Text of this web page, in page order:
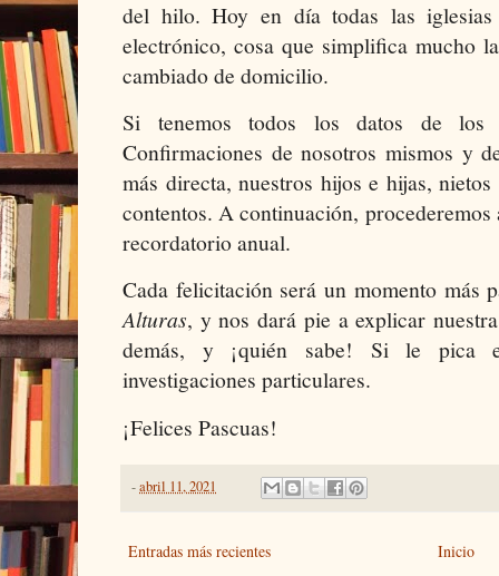
del hilo. Hoy en día todas las
electrónico, cosa que simplifica mucho
cambiado de domicilio.
Si tenemos todos los datos de los
Confirmaciones de nosotros mismos y
más directa, nuestros hijos e hijas,
contentos. A continuación,
recordatorio anual.
Cada felicitación será un momento más
Alturas, y nos dará pie a explicar
demás, y ¡quién sabe! Si le pica
investigaciones particulares.
¡Felices Pascuas!
-abril 11, 2021
Entradas más recientes Inicio